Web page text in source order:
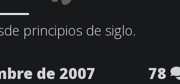
principios de siglo.
de 2007 78